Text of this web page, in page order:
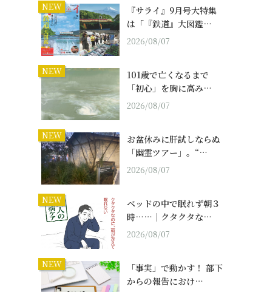
NEW
『サライ』9月号大特集
は「『鉄道』大図鑑…
2026/08/07
NEW
101歳で亡くなるまで
「初心」を胸に高み…
2026/08/07
NEW
お盆休みに肝試しならぬ
「幽霊ツアー」。“…
2026/08/07
NEW
ベッドの中で眠れず朝３
時……｜クタクタな…
2026/08/07
NEW
「事実」で動かす！ 部下
からの報告におけ…